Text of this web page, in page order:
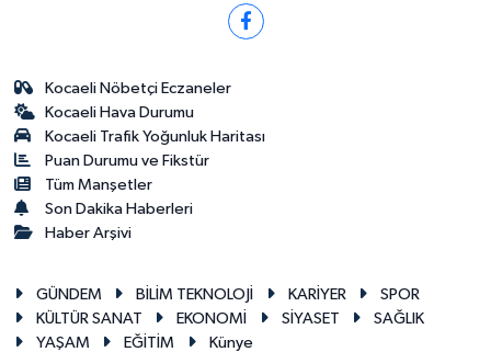
Kocaeli Nöbetçi Eczaneler
Kocaeli Hava Durumu
Kocaeli Trafik Yoğunluk Haritası
Puan Durumu ve Fikstür
Tüm Manşetler
Son Dakika Haberleri
Haber Arşivi
GÜNDEM BİLİM TEKNOLOJİ KARİYER
SPOR
KÜLTÜR SANAT
EKONOMİ SİYASET
SAĞLIK
YAŞAM
EĞİTİM Künye